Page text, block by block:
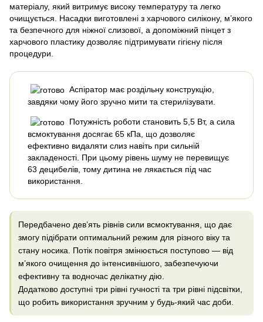
матеріалу, який витримує високу температуру та легко
очищується. Насадки виготовлені з харчового силікону, м’якого
та безпечного для ніжної слизової, а допоміжний пінцет з
харчового пластику дозволяє підтримувати гігієну після
процедури.
Аспіратор має роздільну конструкцію,
завдяки чому його зручно мити та стерилізувати.
Потужність роботи становить 5,5 Вт, а сила
всмоктування досягає 65 кПа, що дозволяє
ефективно видаляти слиз навіть при сильній
закладеності. При цьому рівень шуму не перевищує
63 децибелів, тому дитина не лякається під час
використання.
Передбачено дев’ять рівнів сили всмоктування, що дає
змогу підібрати оптимальний режим для різного віку та
стану носика. Потік повітря змінюється поступово — від
м’якого очищення до інтенсивнішого, забезпечуючи
ефективну та водночас делікатну дію.
Додатково доступні три рівні гучності та три рівні підсвітки,
що робить використання зручним у будь-який час доби.